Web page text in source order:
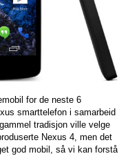
for de neste 6
smarttelefon i samarbeid
tradisjon ville velge
Nexus 4, men det
god mobil, så vi kan forstå